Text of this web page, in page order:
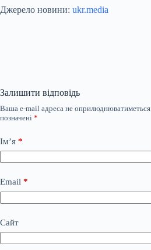
Джерело новини: ukr.media
Залишити відповідь
Ваша e-mail адреса не оприлюднюватиметься.
позначені *
Ім’я *
Email *
Сайт